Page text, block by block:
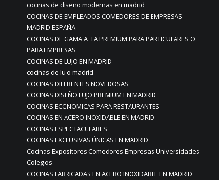
cocinas de diseño modernas en madrid
COCINAS DE EMPLEADOS COMEDORES DE EMPRESAS
MADRID ESPAÑA
COCINAS DE GAMA ALTA PREMIUM PARA PARTICULARES O
PARA EMPRESAS
COCINAS DE LUJO EN MADRID
cocinas de lujo madrid
COCINAS DIFERENTES NOVEDOSAS
COCINAS DISEÑO LUJO PREMIUM EN MADRID
COCINAS ECONOMICAS PARA RESTAURANTES
COCINAS EN ACERO INOXIDABLE EN MADRID
COCINAS ESPECTACULARES
COCINAS EXCLUSIVAS ÚNICAS EN MADRID
Cocinas Expositores Comedores Empresas Universidades
Colegios
COCINAS FABRICADAS EN ACERO INOXIDABLE EN MADRID